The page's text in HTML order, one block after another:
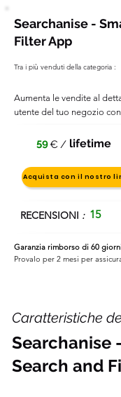
Searchanise -
Filter App
Tra i più venduti della categoria :
Aumenta le vendite al
utente del tuo negozio
59€ / lifetime
RECENSIONI : 15
Garanzia rimborso di 60
Provalo per 2 mesi per
Caratteristiche
Searchanise
Search and